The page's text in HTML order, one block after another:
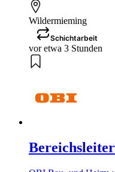
Wildermieming
Schichtarbeit
vor etwa 3 Stunden